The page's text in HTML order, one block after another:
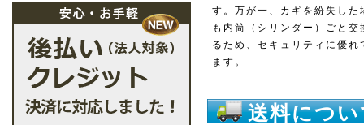
す。万が一、カギを紛失した
も内筒（シリンダー）ごと交
るため、セキュリティに優れ
ます。
送料につ